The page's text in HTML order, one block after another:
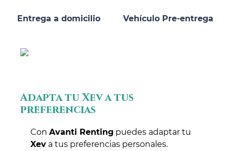
Entrega a domicilio Vehículo Pre-entrega
Adapta tu Xev a tus
preferencias
Con Avanti Renting puedes adaptar tu
Xev a tus preferencias personales.